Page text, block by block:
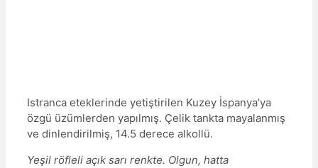
Istranca eteklerinde yetiştirilen Kuzey İspanya’ya
özgü üzümlerden yapılmış. Çelik tankta mayalanmış
ve dinlendirilmiş, 14.5 derece alkollü.
Yeşil röfleli açık sarı renkte. Olgun, hatta